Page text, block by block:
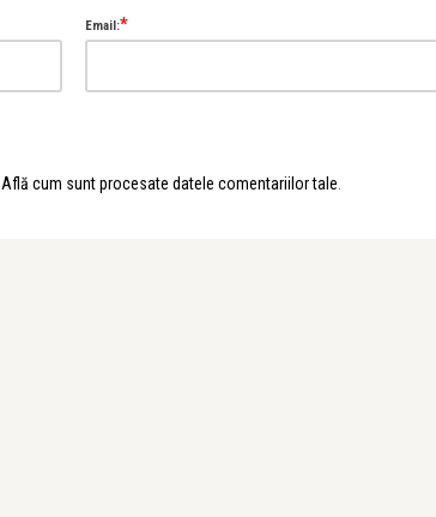
Email:*
Află cum sunt procesate datele comentariilor tale.